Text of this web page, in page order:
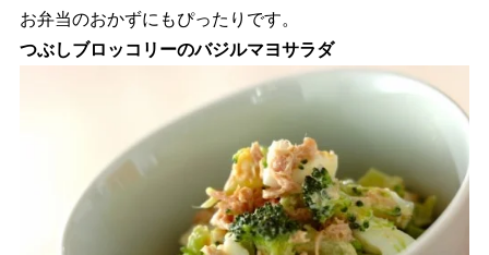
お弁当のおかずにもぴったりです。
つぶしブロッコリーのバジルマヨサラダ